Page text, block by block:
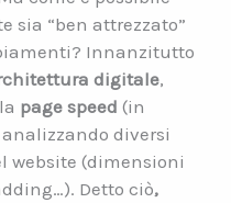
sia “ben attrezzato”
Innanzitutto
digitale,
page speed (in
diversi
website (dimensioni
Detto ciò,